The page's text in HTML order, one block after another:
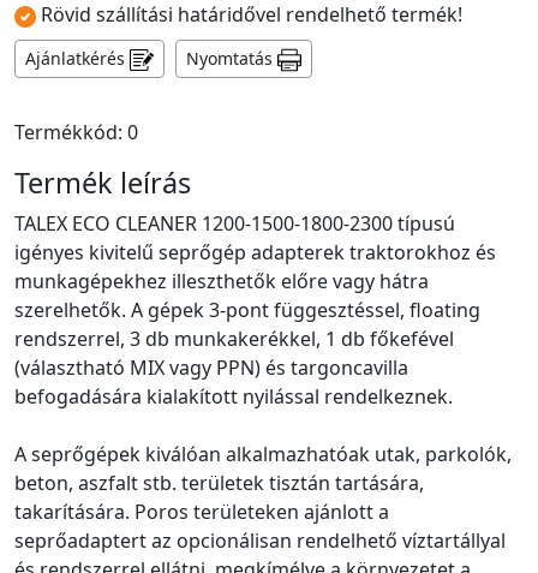
Rövid szállítási határidővel rendelhető termék!
Ajánlatkérés Nyomtatás
Termékkód: 0
Termék leírás
TALEX ECO CLEANER 1200-1500-1800-2300 típusú
igényes kivitelű seprőgép adapterek traktorokhoz és
munkagépekhez illeszthetők előre vagy hátra
szerelhetők. A gépek 3-pont függesztéssel, floating
rendszerrel, 3 db munkakerékkel, 1 db főkefével
(választható MIX vagy PPN) és targoncavilla
befogadására kialakított nyilással rendelkeznek.
A seprőgépek kiválóan alkalmazhatóak utak, parkolók,
beton, aszfalt stb. területek tisztán tartására,
takarítására. Poros területeken ajánlott a
seprőadaptert az opcionálisan rendelhető víztartállyal